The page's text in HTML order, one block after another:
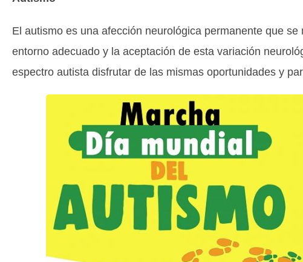
El autismo es una afección neurológica permanente que
entorno adecuado y la aceptación de esta variación
espectro autista disfrutar de las mismas oportunidades y